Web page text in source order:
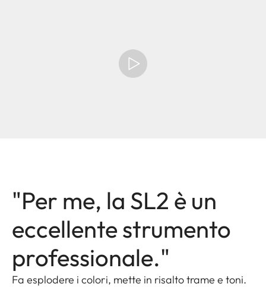
"Per me, la SL2 è un
eccellente strumento
professionale."
Fa esplodere i colori, mette in risalto trame e toni.